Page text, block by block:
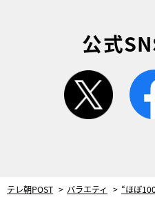
公式
twitter
テレ朝POST バラエティ